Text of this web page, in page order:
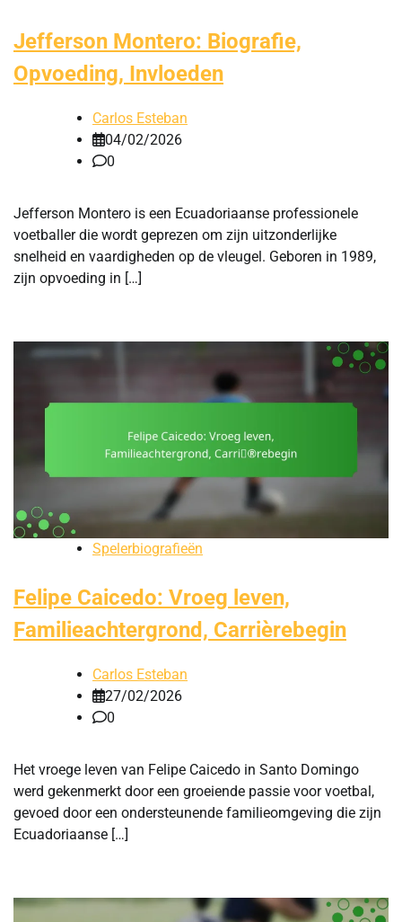
Jefferson Montero: Biografie,
Opvoeding, Invloeden
Carlos Esteban
04/02/2026
0
Jefferson Montero is een Ecuadoriaanse professionele
voetballer die wordt geprezen om zijn uitzonderlijke
snelheid en vaardigheden op de vleugel. Geboren in 1989,
zijn opvoeding in […]
Spelerbiografieën
Felipe Caicedo: Vroeg leven,
Familieachtergrond, Carrièrebegin
Carlos Esteban
27/02/2026
0
Het vroege leven van Felipe Caicedo in Santo Domingo
werd gekenmerkt door een groeiende passie voor voetbal,
gevoed door een ondersteunende familieomgeving die zijn
Ecuadoriaanse […]